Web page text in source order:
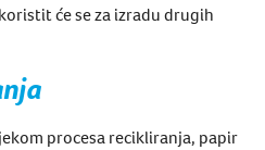
će se za izradu drugih
procesa recikliranja, papir